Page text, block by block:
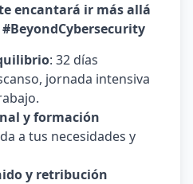
encantará ir más allá
: 32 días
jornada intensiva
y formación
a tus necesidades y
y retribución